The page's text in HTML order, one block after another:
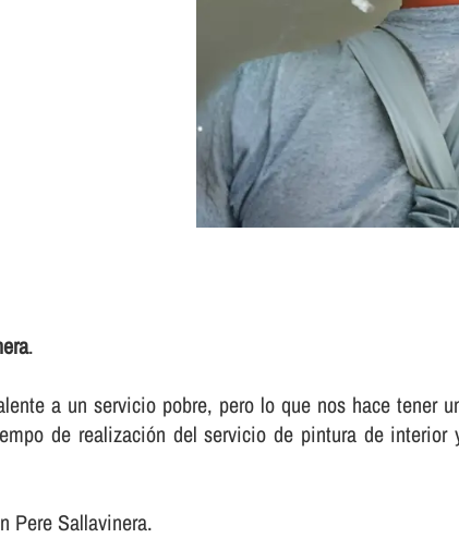
.
a un servicio pobre, pero lo que nos hace tener
de realización del servicio de pintura de interior
Pere Sallavinera.